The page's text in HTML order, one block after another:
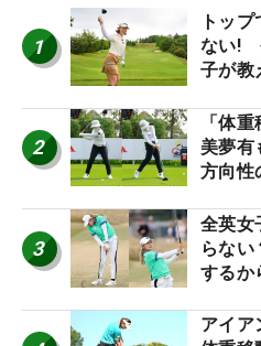
1
トッ
ない!
子が教
2
「体
美夢有
方向性
3
全英女
らない
するか
アイア